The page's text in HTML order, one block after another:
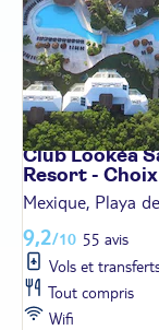
Club Lookéa
Resort - Choix
Mexique, Playa
9,2/10 55 avis
Vols et
Tout compris
Wifi